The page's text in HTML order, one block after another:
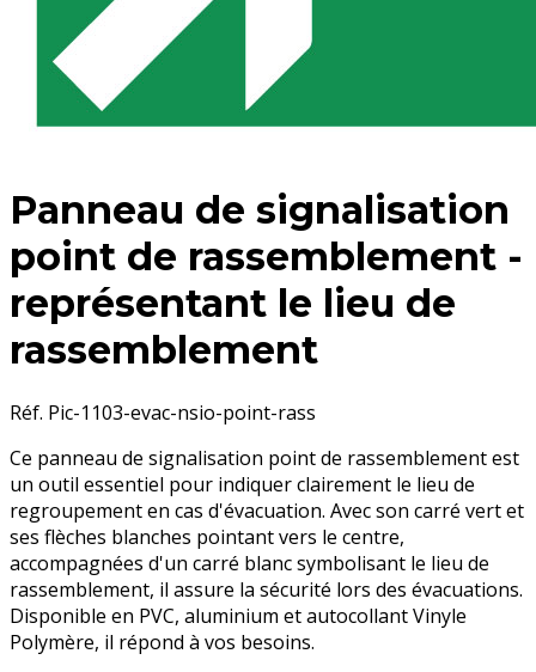
Panneau de signalisation
point de rassemblement -
représentant le lieu de
rassemblement
Réf. Pic-1103-evac-nsio-point-rass
Ce panneau de signalisation point de rassemblement est
un outil essentiel pour indiquer clairement le lieu de
regroupement en cas d'évacuation. Avec son carré vert et
ses flèches blanches pointant vers le centre,
accompagnées d'un carré blanc symbolisant le lieu de
rassemblement, il assure la sécurité lors des évacuations.
Disponible en PVC, aluminium et autocollant Vinyle
Polymère, il répond à vos besoins.